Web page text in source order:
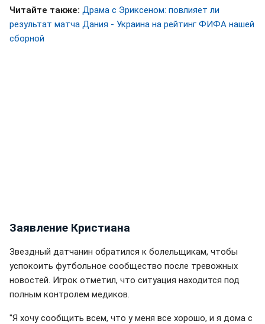
Читайте также: Драма с Эриксеном: повлияет ли
результат матча Дания - Украина на рейтинг ФИФА нашей
сборной
Заявление Кристиана
Звездный датчанин обратился к болельщикам, чтобы
успокоить футбольное сообщество после тревожных
новостей. Игрок отметил, что ситуация находится под
полным контролем медиков.
"Я хочу сообщить всем, что у меня все хорошо, и я дома с